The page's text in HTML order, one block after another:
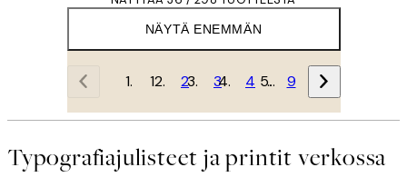
NÄYTÄ ENEMMÄN
1 2 3 4 … 9
Typografiajulisteet ja printit verkossa